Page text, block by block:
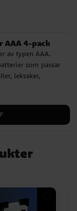
AAA 4-pack
av typen AAA.
som passar
leksaker,